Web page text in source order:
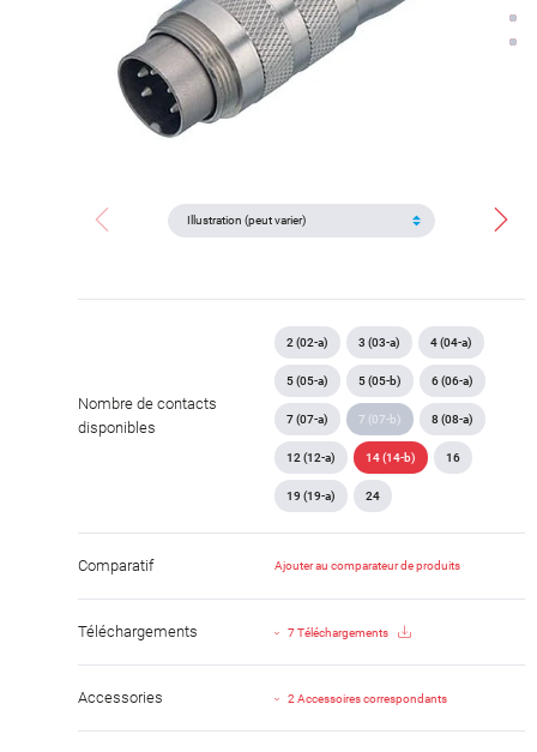
Nombre de contacts
disponibles
2 (02-a) 3 (03-a) 4 (04-a)
5 (05-a) 5 (05-b) 6 (06-a)
7 (07-a) 7 (07-b) 8 (08-a)
12 (12-a) 14 (14-b) 16
19 (19-a) 24
Comparatif Ajouter au comparateur de produits
Téléchargements 7 Téléchargements
Accessories 2 Accessoires correspondants